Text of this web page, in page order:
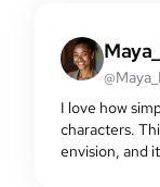
I love how
characters.
envision, and